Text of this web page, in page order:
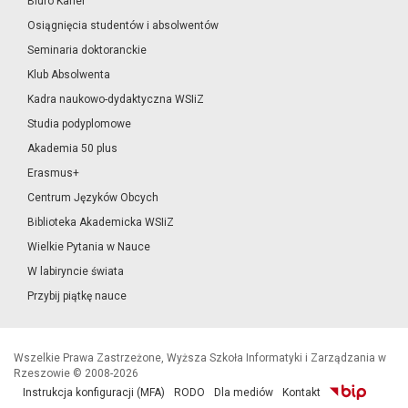
Osiągnięcia studentów i absolwentów
Seminaria doktoranckie
Klub Absolwenta
Kadra naukowo-dydaktyczna WSIiZ
Studia podyplomowe
Akademia 50 plus
Erasmus+
Centrum Języków Obcych
Biblioteka Akademicka WSIiZ
Wielkie Pytania w Nauce
W labiryncie świata
Przybij piątkę nauce
Wszelkie Prawa Zastrzeżone, Wyższa Szkoła Informatyki i Zarządzania w
Rzeszowie © 2008-2026
Instrukcja konfiguracji (MFA)
RODO Dla mediów Kontakt